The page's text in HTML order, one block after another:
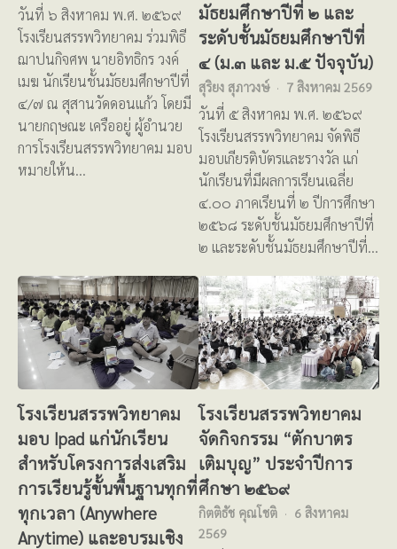
วันที่ ๖ สิงหาคม พ.ศ. ๒๕๖๙
โรงเรียนสรรพวิทยาคม ร่วมพิธี
ฌาปนกิจศพ นายอิทธิกร วงค์
เมฆ นักเรียนชั้นมัธยมศึกษาปีที่
๔/๗ ณ สุสานวัดดอนแก้ว โดยมี
นายกฤษณะ เครืออยู่ ผู้อำนวย
การโรงเรียนสรรพวิทยาคม มอบ
หมายให้น…
มัธยมศึกษาปีที่ ๒ และ
ระดับชั้นมัธยมศึกษาปีที่
๔ (ม.๓ และ ม.๕ ปัจจุบัน)
สุริยง สุภาวงษ์ 7 สิงหาคม 2569
วันที่ ๕ สิงหาคม พ.ศ. ๒๕๖๙
โรงเรียนสรรพวิทยาคม จัดพิธี
มอบเกียรติบัตรและรางวัล แก่
นักเรียนที่มีผลการเรียนเฉลี่ย
๔.๐๐ ภาคเรียนที่ ๒ ปีการศึกษา
๒๕๖๘ ระดับชั้นมัธยมศึกษาปีที่
๒ และระดับชั้นมัธยมศึกษาปีที่…
โรงเรียนสรรพวิทยาคม
มอบ Ipad แก่นักเรียน
สำหรับโครงการส่งเสริม
การเรียนรู้ขั้นพื้นฐานทุกที่
ทุกเวลา (Anywhere
Anytime) และอบรมเชิง
โรงเรียนสรรพวิทยาคม
จัดกิจกรรม “ตักบาตร
เติมบุญ” ประจำปีการ
ศึกษา ๒๕๖๙
กิตติธัช คุณโชติ
6 สิงหาคม
2569